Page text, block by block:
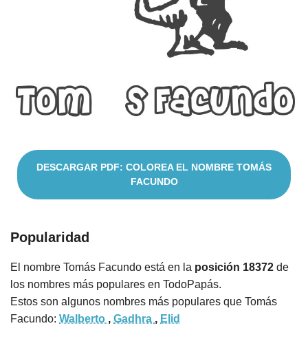
DESCARGAR PDF: COLOREA EL NOMBRE TOMÁS
FACUNDO
Popularidad
El nombre Tomás Facundo está en la posición 18372 de
los nombres más populares en TodoPapás.
Estos son algunos nombres más populares que Tomás
Facundo: Walberto , Gadhra , Elid